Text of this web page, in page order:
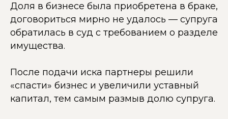
Доля в бизнесе была приобретена в браке,
договориться мирно не удалось — супруга
обратилась в суд с требованием о разделе
имущества.
После подачи иска партнеры решили
«спасти» бизнес и увеличили уставный
капитал, тем самым размыв долю супруга.